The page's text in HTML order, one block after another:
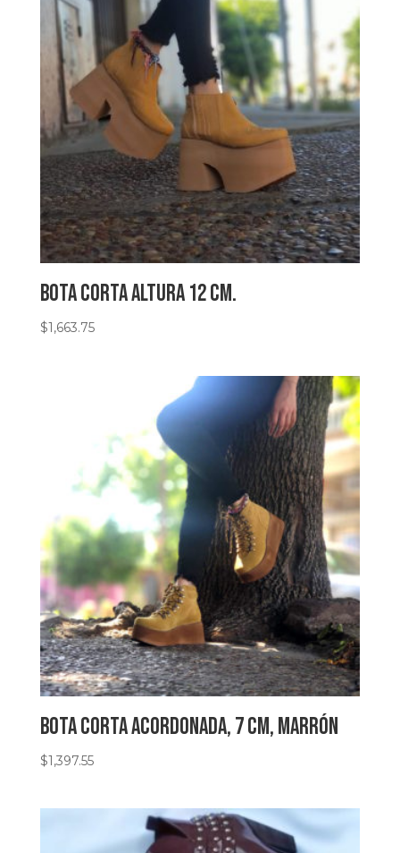
Bota corta altura 12 cm.
$1,663.75
Bota corta acordonada, 7 cm, marrón
$1,397.55